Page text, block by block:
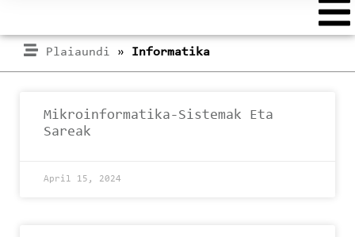
Plaiaundi » Informatika
Mikroinformatika-Sistemak Eta
Sareak
April 15, 2024